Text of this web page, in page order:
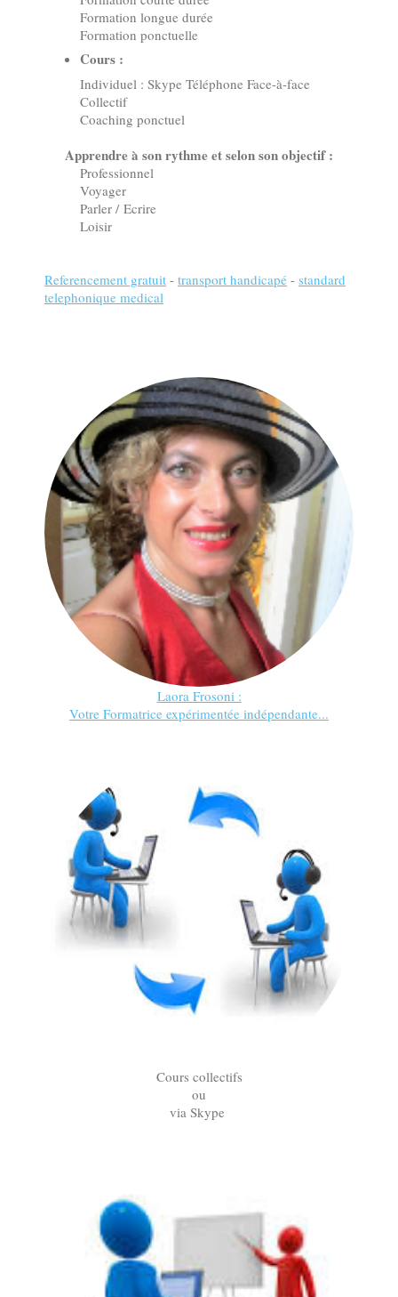
Formation longue durée
Formation ponctuelle
Cours :
Individuel : Skype Téléphone Face-à-face
Collectif
Coaching ponctuel
Apprendre à son rythme et selon son objectif :
Professionnel
Voyager
Parler / Ecrire
Loisir
Referencement gratuit - transport handicapé - standard
telephonique medical
Laora Frosoni :
Votre Formatrice expérimentée indépendante...
Cours collectifs
ou
via Skype